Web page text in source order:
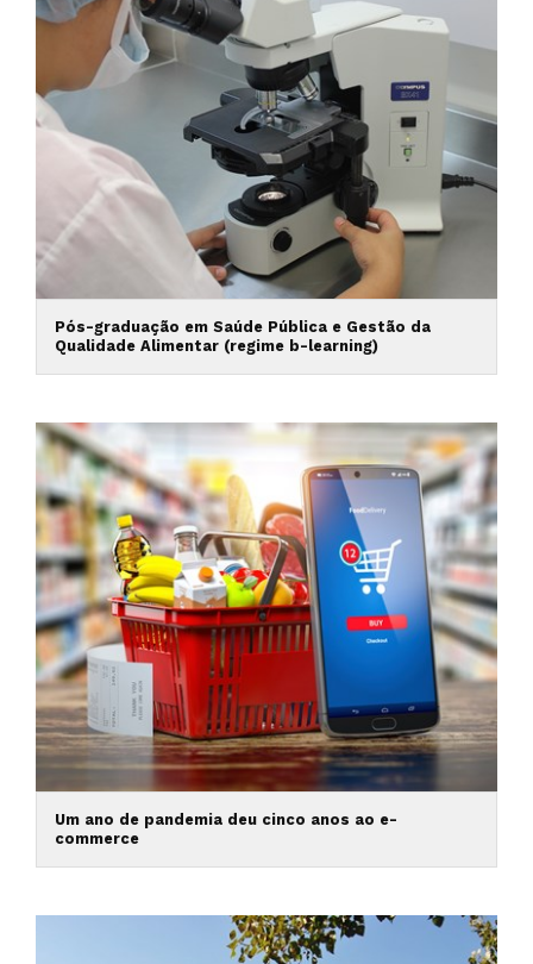
Pós-graduação em Saúde Pública e Gestão da
Qualidade Alimentar (regime b-learning)
Um ano de pandemia deu cinco anos ao e-
commerce